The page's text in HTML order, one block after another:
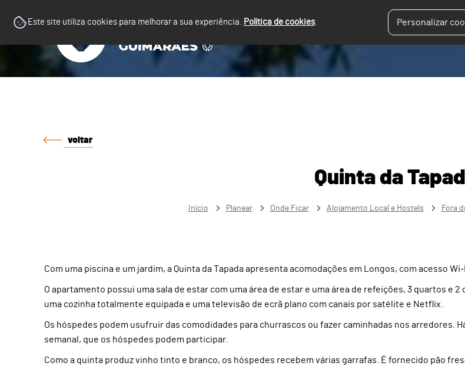
Este site utiliza cookies para melhorar a sua experiência. Política de cookies. Personalizar
voltar
Quinta da
Início Planear Onde Ficar Alojamento Local e Hostels Fora
Com uma piscina e um jardim, a Quinta da Tapada apresenta acomodações em Longos, com acesso
O apartamento possui uma sala de estar com uma área de estar e uma área de refeições, 3 quartos e 2
uma cozinha totalmente equipada e uma televisão de ecrã plano com canais por satélite e Netflix.
Os hóspedes podem usufruir das comodidades para churrascos ou fazer caminhadas nos arredores.
semanal, que os hóspedes podem participar.
Como a quinta produz vinho tinto e branco, os hóspedes recebem várias garrafas. É fornecido pão